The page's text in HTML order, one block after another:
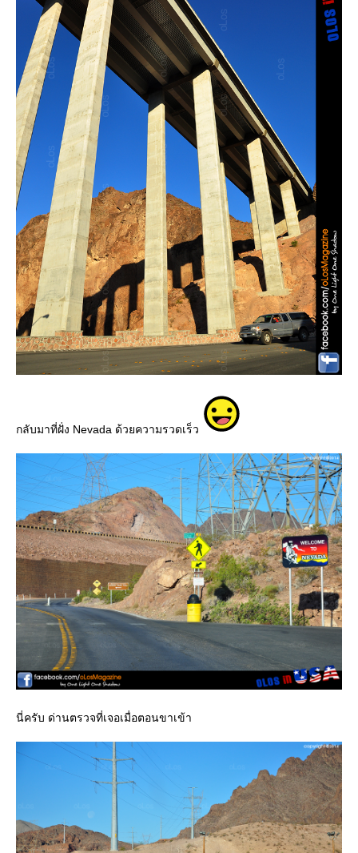
กลับมาที่ฝั่ง Nevada ด้วยความรวดเร็ว
นี่ครับ ด่านตรวจที่เจอเมื่อตอนขาเข้า